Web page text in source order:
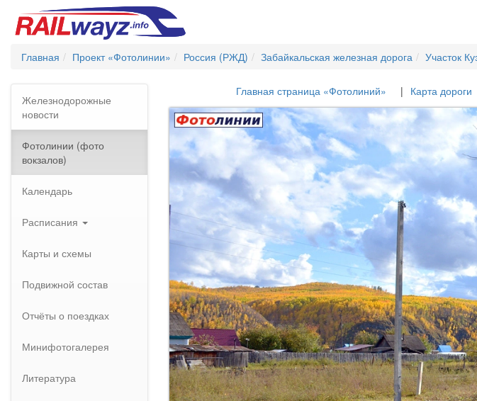
Главная Проект «Фотолинии» Россия (РЖД) Забайкальская железная дорога Участок
Железнодорожные
новости
Фотолинии (фото
вокзалов)
Календарь
Расписания
Карты и схемы
Подвижной состав
Отчёты о поездках
Минифотогалерея
Литература
Главная страница «Фотолиний» Карта дороги